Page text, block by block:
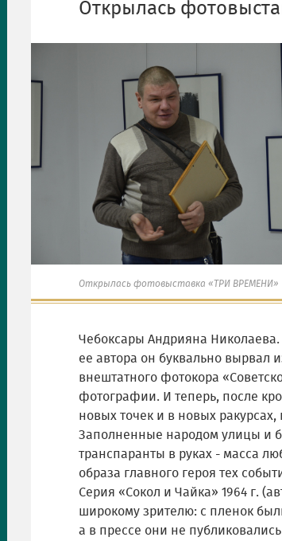
Открылась
Открылась фотовыставка «ТРИ ВРЕМЕНИ»
Чебоксары Андрияна
ее автора он буквально вырвал
внештатного фотокора
фотографии. И теперь, после
новых точек и в новых ракурсах,
Заполненные народом улицы и
транспаранты в руках - масса
образа главного героя тех
Серия «Сокол и Чайка» 1964 г.
широкому зрителю: с пленок
а в прессе они не